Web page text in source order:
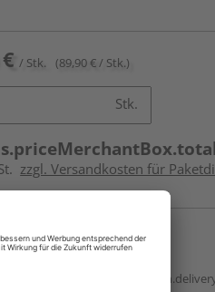
/ Stk. (89,90 € / Stk.)
Stk.
zzgl. Versandkosten für
bestellen